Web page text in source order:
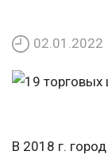
02.01.2022
В 2018 г.